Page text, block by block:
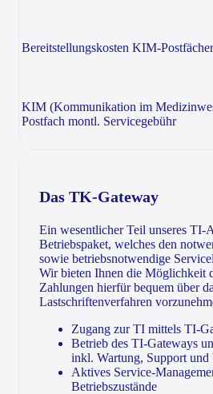
Bereitstellungskosten KIM-Postfächer
KIM (Kommunikation im
Postfach montl. Servicegebühr
Das TK-Gateway
Ein wesentlicher Teil unseres TI-
Betriebspaket, welches den
sowie betriebsnotwendige
Wir bieten Ihnen die Möglichkeit
Zahlungen hierfür bequem über
Lastschriftenverfahren
Zugang zur TI mittels TI-
Betrieb des TI-Gateways
inkl. Wartung, Support und
Aktives Service-
Betriebszustände